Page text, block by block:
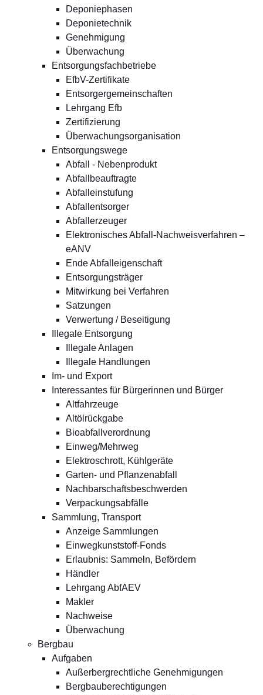
Deponiephasen
Deponietechnik
Genehmigung
Überwachung
Entsorgungsfachbetriebe
EfbV-Zertifikate
Entsorgergemeinschaften
Lehrgang Efb
Zertifizierung
Überwachungsorganisation
Entsorgungswege
Abfall - Nebenprodukt
Abfallbeauftragte
Abfalleinstufung
Abfallentsorger
Abfallerzeuger
Elektronisches Abfall-Nachweisverfahren –
eANV
Ende Abfalleigenschaft
Entsorgungsträger
Mitwirkung bei Verfahren
Satzungen
Verwertung / Beseitigung
Illegale Entsorgung
Illegale Anlagen
Illegale Handlungen
Im- und Export
Interessantes für Bürgerinnen und Bürger
Altfahrzeuge
Altölrückgabe
Bioabfallverordnung
Einweg/Mehrweg
Elektroschrott, Kühlgeräte
Garten- und Pflanzenabfall
Nachbarschaftsbeschwerden
Verpackungsabfälle
Sammlung, Transport
Anzeige Sammlungen
Einwegkunststoff-Fonds
Erlaubnis: Sammeln, Befördern
Händler
Lehrgang AbfAEV
Makler
Nachweise
Überwachung
Bergbau
Aufgaben
Außerbergrechtliche Genehmigungen
Bergbauberechtigungen